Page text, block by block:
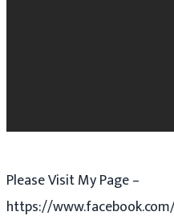
Please Visit My Page –
https://